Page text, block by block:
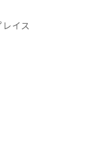
イス